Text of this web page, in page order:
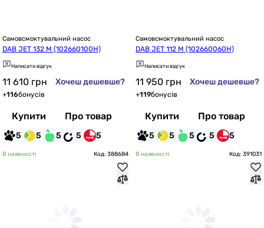
Самовсмоктувальний насос
DAB JET 132 M (102660100H)
Написати відгук
11 610 грн Хочеш дешевше?
+116бонусів
Купити Про товар
5 5 5 5 5
Самовсмоктувальний насос
DAB JET 112 M (102660060H)
Написати відгук
11 950 грн Хочеш дешевше?
+119бонусів
Купити Про товар
5 5 5 5 5
В наявності Код: 388684 В наявності Код: 391031